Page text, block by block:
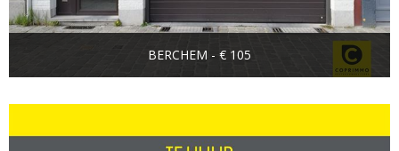
BERCHEM - € 105